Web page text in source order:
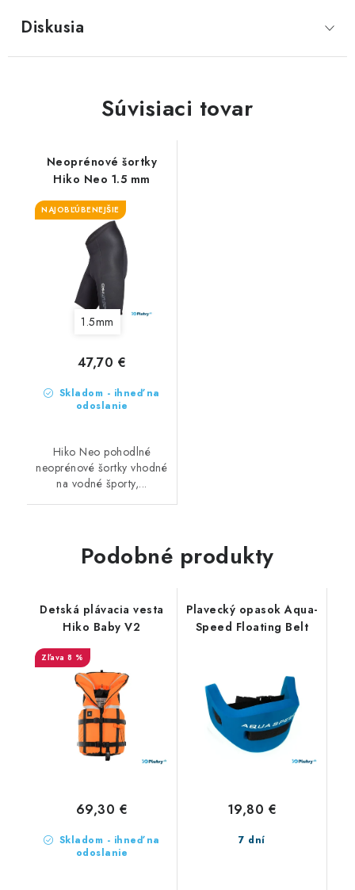
Diskusia
Súvisiaci tovar
Neoprénové šortky
Hiko Neo 1.5 mm
NAJOBĽÚBENEJŠIE
1.5mm
Skladom - ihneď na
odoslanie
47,70 €
Hiko Neo pohodlné
neoprénové šortky vhodné
na vodné športy,...
Podobné produkty
Detská plávacia vesta
Hiko Baby V2
8 %
Skladom - ihneď na
odoslanie
69,30 €
Plavecký opasok Aqua-
Speed Floating Belt
7 dní
19,80 €